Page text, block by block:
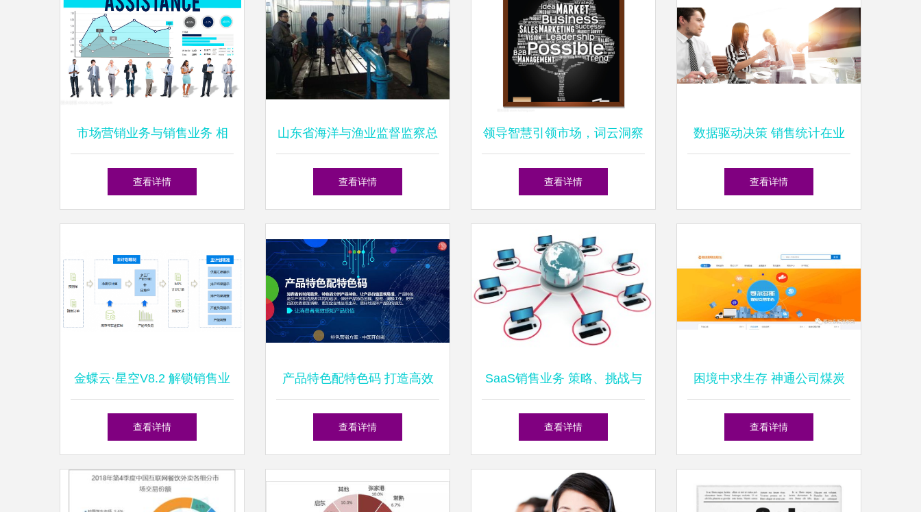
市场营销业务与销售业务 相
辅相成的商业双引擎
查看详情
山东省海洋与渔业监督监察总
队第二支队圆满完成辖区内产
查看详情
领导智慧引领市场，词云洞察
驱动销售
查看详情
数据驱动决策 销售统计在业
务团队讨论中的核心价值
查看详情
金蝶云·星空V8.2 解锁销售业
务新潜能，直面复杂商业场景
查看详情
产品特色配特色码 打造高效
销售业务新路径
查看详情
SaaS销售业务 策略、挑战与
未来趋势
查看详情
困境中求生存 神通公司煤炭
销售业务借力电商竞价销售工
查看详情